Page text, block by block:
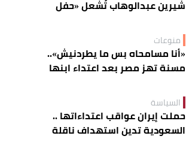
شيرين عبدالوهاب تُشعل «حفل
منوعات
«أنا مسامحاه بس ما يطردنيش»..
مسنة تهز مصر بعد اعتداء ابنها
السياسة
حملت إيران عواقب اعتداءاتها ..
السعودية تدين استهداف ناقلة